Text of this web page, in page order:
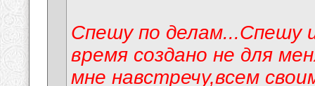
Спешу по делам...Спешу
время создано не для
мне навстречу,всем